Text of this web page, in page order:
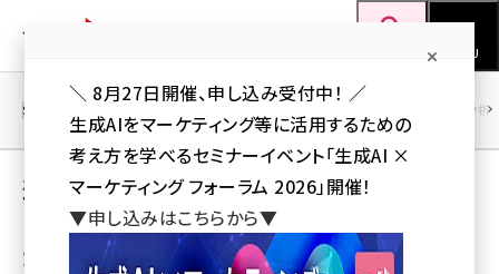
ン
MENU
seo (3532)
SEO アクセス解析／データ分析
連載・特集コーナー一覧
カテゴリから選ぶ
＼ 8月27日開催、申し込み受付中！ ／
生成AIをマーケティング等に活用するための
考え方を学べるセミナーイベント「生成AI ×
マーケティング フォーラム 2026」開催！
▼申し込みはこちらから▼